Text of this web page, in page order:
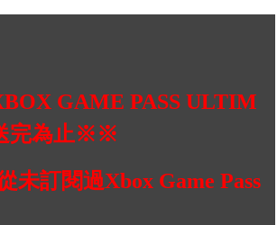
GAME PASS ULTIM
完為止※※
未訂閱過Xbox Game Pass